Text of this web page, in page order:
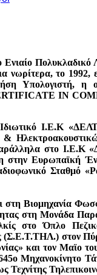
Πολυκλαδικό
το 1992,
Υπολογιστή, η
IN
Ι.Ε.Κ
&
στο Ι.Ε.Κ
στην Ευρωπαϊκή
Σταθμό
στη Βιομηχανία
στη Μονάδα
στο Όπλο
(Σ.Ε.Τ.ΤΗΛ.) στον
και τον Μαϊο
645ο